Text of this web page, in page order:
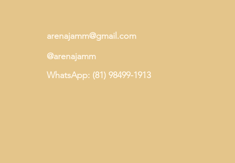
arenajamm@gmail.com
@arenajamm
WhatsApp: (81) 98499-1913